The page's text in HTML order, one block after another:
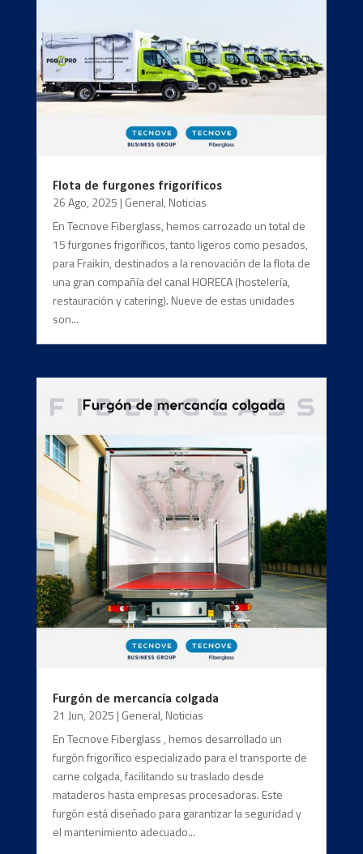
Flota de furgones frigoríficos
26 Ago, 2025 | General, Noticias
En Tecnove Fiberglass, hemos carrozado un total de
15 furgones frigoríficos, tanto ligeros como pesados,
para Fraikin, destinados a la renovación de la flota de
una gran compañía del canal HORECA (hostelería,
restauración y catering). Nueve de estas unidades
son...
Furgón de mercancía colgada
21 Jun, 2025 | General, Noticias
En Tecnove Fiberglass , hemos desarrollado un
furgón frigorífico especializado para el transporte de
carne colgada, facilitando su traslado desde
mataderos hasta empresas procesadoras. Este
furgón está diseñado para garantizar la seguridad y
el mantenimiento adecuado...